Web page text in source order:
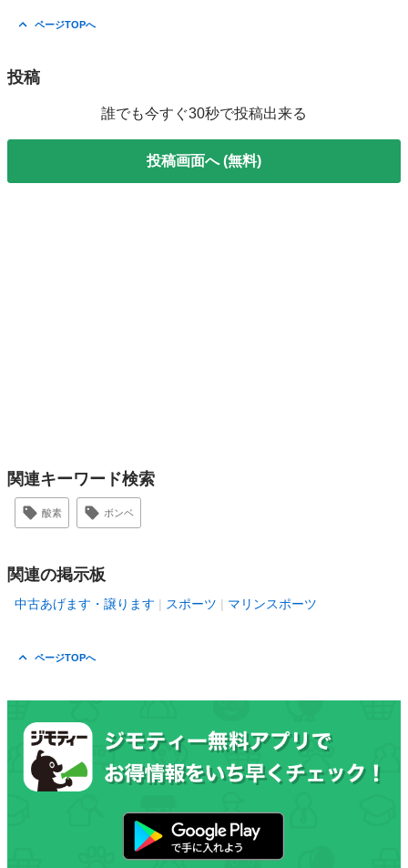
ページTOPへ
投稿
誰でも今すぐ30秒で投稿出来る
投稿画面へ (無料)
関連キーワード検索
酸素 ボンベ
関連の掲示板
中古あげます・譲ります スポーツ マリンスポーツ
ページTOPへ